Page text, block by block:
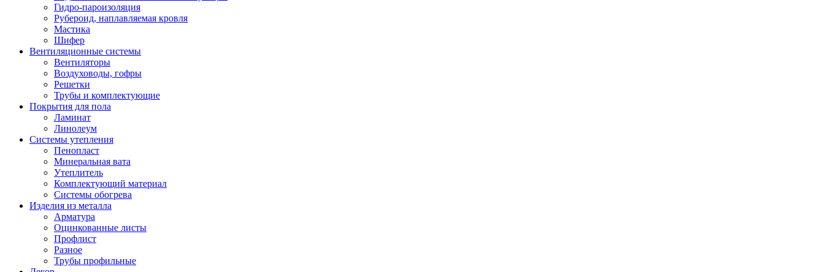
Гидро-пароизоляция
Рубероид, наплавляемая кровля
Мастика
Шифер
Вентиляционные системы
Вентиляторы
Воздуховоды, гофры
Решетки
Трубы и комплектующие
Покрытия для пола
Ламинат
Линолеум
Системы утепления
Пенопласт
Минеральная вата
Утеплитель
Комплектующий материал
Системы обогрева
Изделия из металла
Арматура
Оцинкованные листы
Профлист
Разное
Трубы профильные